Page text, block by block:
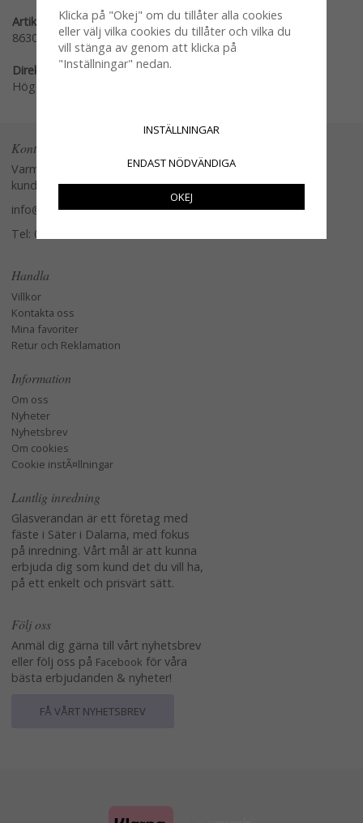
Artikelnummer:
8630-14
Direktlänk:
Högerklicka och kopiera adressen
Kontakta oss
Varmt välkommen att kontakta vår
kundtjänst.
info@glasverandan.se
Tel: 079-3495968
Handla
Villkor
Kontakta oss
Mina favoriter
Retur och Reklamation
Information
Om oss
Nyheter
Nyhetsbrev
Om cookies
Cookie instÃ¤llningar
Lantlig inredning
Glasverandan är ett företag med
fäste i Säter i Dalarna, med fokus
på inredning. Vårt mål är att kunna
erbjuda dig som kund det du vill ha,
på ett enkelt och prisvärt sätt.
Följ oss
Anmäl dig gärna till vårt nyhetsbrev
eller följ oss på Facebook för våra
bästa erbjudanden & nyheter!
FÅ VÅRT NYHETSBREV
Klicka på "Okej" om du tillåter alla cookies
eller välj vilka cookies du tillåter och vilka du
vill stänga av genom att klicka på
"Inställningar" nedan.
INSTÄLLNINGAR
ENDAST NÖDVÄNDIGA
OKEJ